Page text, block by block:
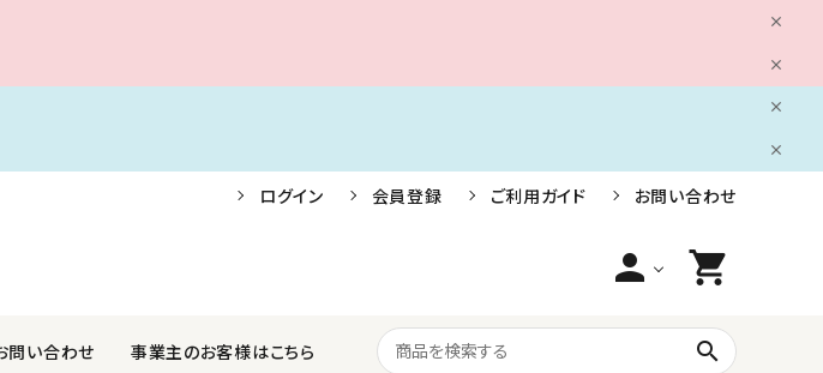
ログイン 会員登録 ご利用ガイド お問い合わせ
person shopping_cart
問い合わせ 事業主のお客様はこちら search